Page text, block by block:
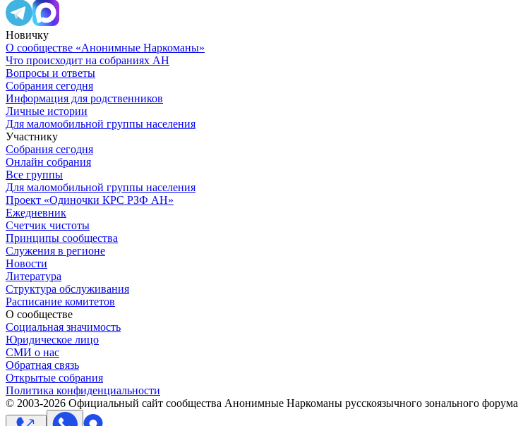
Новичку
О сообществе «Анонимные Наркоманы»
Что происходит на собраниях АН
Вопросы и ответы
Собрания сегодня
Информация для родственников
Личные истории
Для маломобильной группы населения
Участнику
Собрания сегодня
Онлайн собрания
Все группы
Для маломобильной группы населения
Проект «Одиночки КРС РЗФ АН»
Ежедневник
Счетчик чистоты
Принципы сообщества
Служения в регионе
Новости
Литература
Структура обслуживания
Расписание комитетов
О сообществе
Социальная значимость
Юридическое лицо
СМИ о нас
Обратная связь
Открытые собрания
Политика конфиденциальности
© 2003-2026 Официальный сайт сообщества Анонимные Наркоманы русскоязычного зонального форума